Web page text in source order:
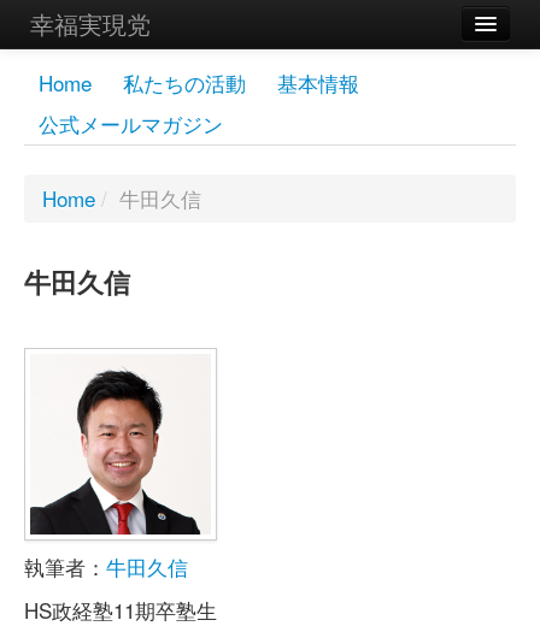
幸福実現党
メンバーズページ
党員
幸福の科学グループ
Home 私たちの活動
基本情報
公式メールマガジン
Home / 牛田久信
牛田久信
執筆者： 牛田久信
HS政経塾11期卒塾生